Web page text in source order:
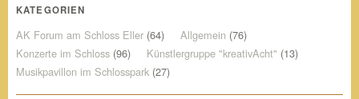
KATEGORIEN
AK Forum am Schloss Eller (64) Allgemein (76)
Konzerte im Schloss (96) Künstlergruppe "kreativAcht" (13)
Musikpavillon im Schlosspark (27)